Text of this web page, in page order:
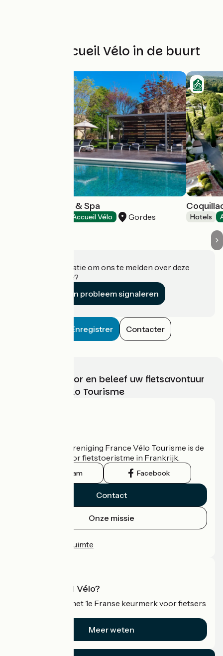
Andere Accueil Vélo in de buurt
Carcarille Hôtel & Spa
Accueil Vélo Gordes Hotels
Heeft u informatie om ons te melden over deze
accommodatie?
Een probleem signaleren
Enregistrer Contacter
Kies, bereid voor en beleef uw fietsavontuur
met France Vélo Tourisme
De nationale vereniging France Vélo Tourisme is de
officiële gids voor fietstoeristme in Frankrijk.
Instagram Facebook
Contact
Onze missie
Professionele ruimte
Wat is Accueil Vélo?
Accueil Vélo is het 1e Franse keurmerk voor fietsers
Meer weten